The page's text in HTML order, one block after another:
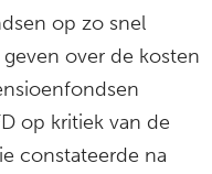
op zo snel
over de kosten
op kritiek van de
constateerde na